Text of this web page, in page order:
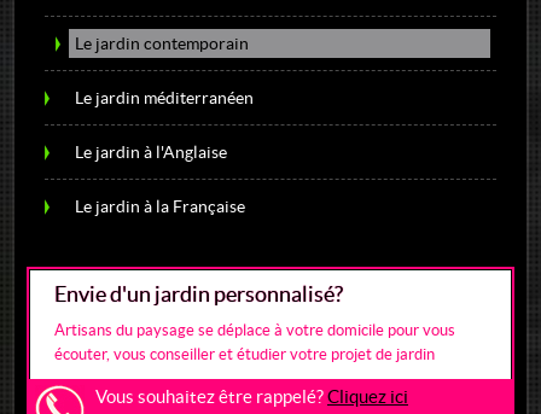
Le jardin contemporain
Le jardin méditerranéen
Le jardin à l'Anglaise
Le jardin à la Française
Envie d'un jardin personnalisé ?
Artisans du paysage se déplace à votre domicile pour vous
écouter, vous conseiller et étudier votre projet de jardin
Vous souhaitez être rappelé ?Cliquez ici